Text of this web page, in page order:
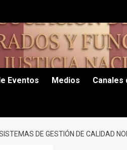
Eventos Medios Canales
DE GESTIÓN DE CALIDAD